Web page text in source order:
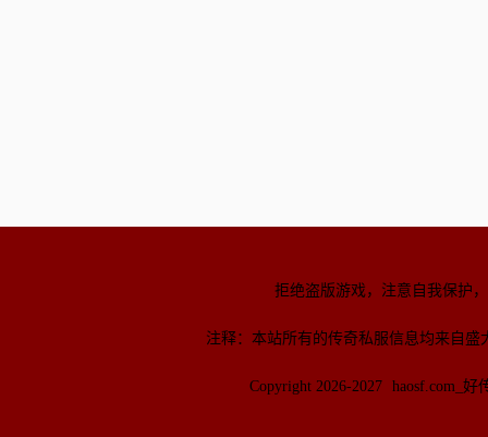
拒绝盗版游戏，注意自我保护
注释：本站所有的传奇私服信息均来自
Copyright 2026-2027 haosf.com_好